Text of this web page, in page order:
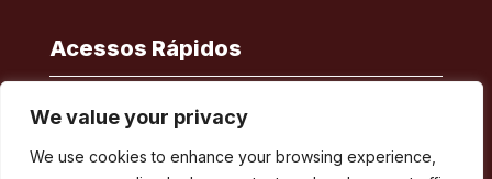
We value your privacy
We use cookies to enhance your browsing experience,
Acessos Rápidos
Acessibilidade
Política de privacidade
ERSAR – Reclamações